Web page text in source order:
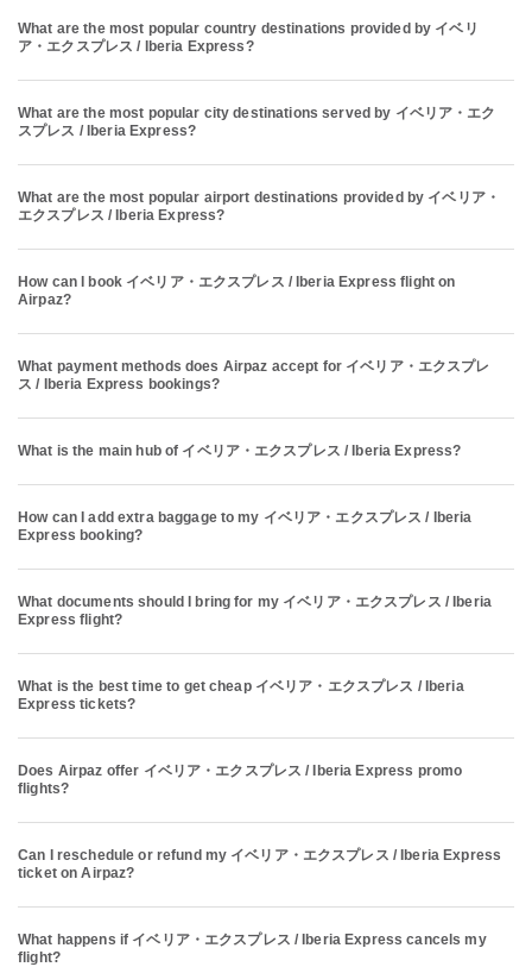
What are the most popular country destinations provided by イベリ
ア・エクスプレス / Iberia Express?
What are the most popular city destinations served by イベリア・エク
スプレス / Iberia Express?
What are the most popular airport destinations provided by イベリア・
エクスプレス / Iberia Express?
How can I book イベリア・エクスプレス / Iberia Express flight on
Airpaz?
What payment methods does Airpaz accept for イベリア・エクスプレ
ス / Iberia Express bookings?
What is the main hub of イベリア・エクスプレス / Iberia Express?
How can I add extra baggage to my イベリア・エクスプレス / Iberia
Express booking?
What documents should I bring for my イベリア・エクスプレス / Iberia
Express flight?
What is the best time to get cheap イベリア・エクスプレス / Iberia
Express tickets?
Does Airpaz offer イベリア・エクスプレス / Iberia Express promo
flights?
Can I reschedule or refund my イベリア・エクスプレス / Iberia Express
ticket on Airpaz?
What happens if イベリア・エクスプレス / Iberia Express cancels my
flight?